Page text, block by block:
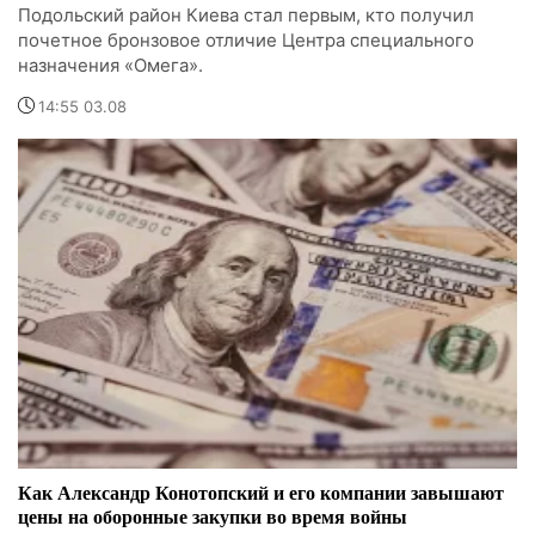
Подольский район Киева стал первым, кто получил
почетное бронзовое отличие Центра специального
назначения «Омега».
14:55 03.08
Как Александр Конотопский и его компании завышают
цены на оборонные закупки во время войны